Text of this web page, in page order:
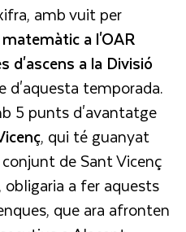
amb vuit per
a l'OAR
d'ascens a la Divisió
d'aquesta temporada.
5 punts d'avantatge
, qui té guanyat
de Sant Vicenç
a fer aquests
que ara afronten